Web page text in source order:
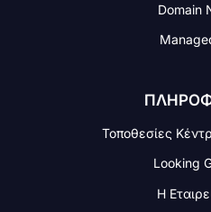
Domain
Τοποθεσίες
Looking
Η